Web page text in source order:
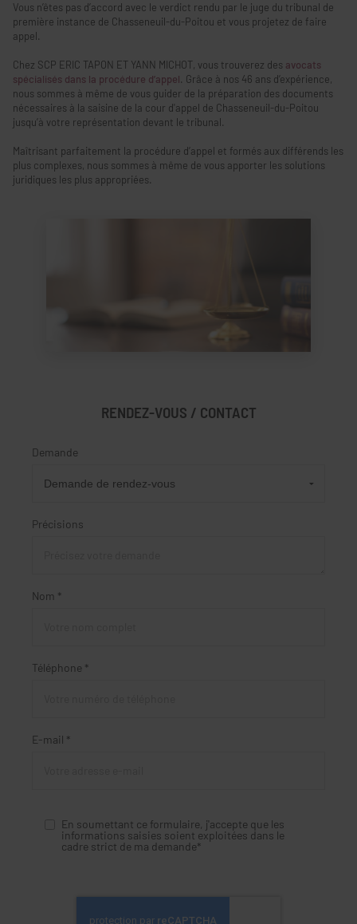
Vous n’êtes pas d’accord avec le verdict rendu par le juge du tribunal de
première instance de Chasseneuil-du-Poitou et vous projetez de faire
appel.
Chez SCP ERIC TAPON ET YANN MICHOT, vous trouverez des avocats
spécialisés dans la procédure d’appel. Grâce à nos 46 ans d’expérience,
nous sommes à même de vous guider de la préparation des documents
nécessaires à la saisine de la cour d'appel de Chasseneuil-du-Poitou
jusqu’à votre représentation devant le tribunal.
Maîtrisant parfaitement la procédure d’appel et formés aux différends les
plus complexes, nous sommes à même de vous apporter les solutions
juridiques les plus appropriées.
RENDEZ-VOUS / CONTACT
Demande
Précisions
Nom *
Téléphone *
E-mail *
En soumettant ce formulaire, j'accepte que les
informations saisies soient exploitées dans le
cadre strict de ma demande*